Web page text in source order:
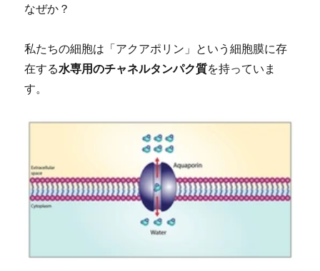
なぜか？
私たちの細胞は「アクアポリン」という細胞膜に存
在する水専用のチャネルタンパク質を持っていま
す。